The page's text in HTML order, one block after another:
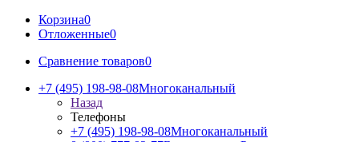
Корзина0
Отложенные0
Сравнение товаров0
+7 (495) 198-98-08Многоканальный
Назад
Телефоны
+7 (495) 198-98-08Многоканальный